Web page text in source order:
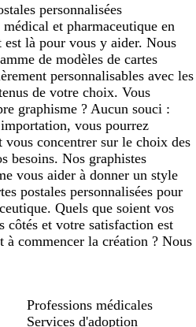
personnalisées
et pharmaceutique en
là pour vous y aider. Nous
de modèles de cartes
personnalisables avec les
de votre choix. Vous
graphisme ? Aucun souci :
vous pourrez
concentrer sur le choix des
besoins. Nos graphistes
vous aider à donner un style
postales personnalisées pour
Quels que soient vos
côtés et votre satisfaction est
commencer la création ? Nous
Professions médicales
Services d'adoption